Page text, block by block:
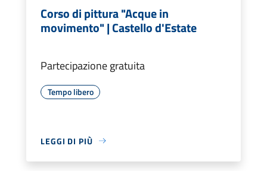
Corso di pittura "Acque in
movimento" | Castello d'Estate
Partecipazione gratuita
Tempo libero
LEGGI DI PIÙ